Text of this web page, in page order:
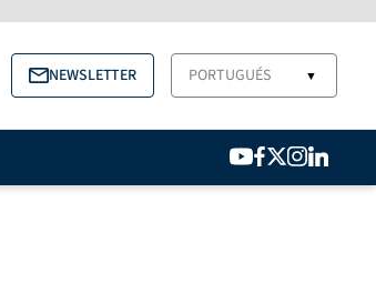
NEWSLETTER PORTUGUÉS ▼